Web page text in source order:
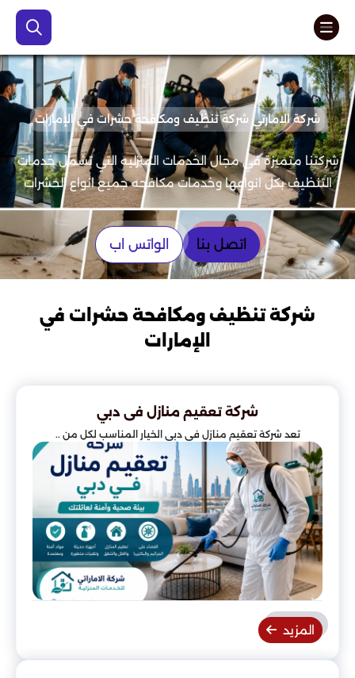
شركة الامارتي شركة تنظيف ومكافحة حشرات في الإمارات
شركتنا متميزة في مجال الخدمات المنزليه التي تشمل خدمات
التنظيف بكل انواعها وخدمات مكافحه جميع انواع الحشرات
اتصل بنا الواتس اب
شركة تنظيف ومكافحة حشرات في
الإمارات
شركة تعقيم منازل فى دبي
تعد شركة تعقيم منازل في دبي الخيار المناسب لكل من ..
المزيد